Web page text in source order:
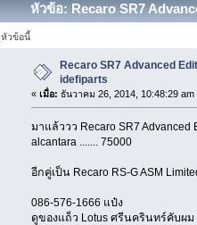
หัวข้อ: Recaro SR7
วข้อนี้
Recaro SR7 Advanced
idefiparts
« เมื่อ: ธันวาคม 26, 2014, 10:48:29 am
มาแล้ววว Recaro SR7
alcantara ....... 75000
อีกคู่เป็น Recaro RS-G ASM
086-576-1666 แป๋ง
ดูของแถ็ว Lotus ศรีนครินทร์คับผม